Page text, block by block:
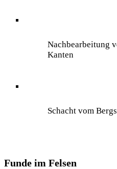
Nachbearbeitung
Kanten
Schacht vom
Funde im Felsen